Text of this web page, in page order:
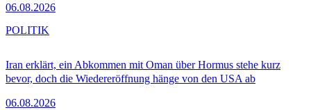
06.08.2026
Iran erklärt, ein Abkommen mit Oman über Hormus stehe kurz
bevor, doch die Wiedereröffnung hänge von den USA ab
06.08.2026
POLITIK